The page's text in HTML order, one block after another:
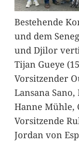
Bestehende
und dem
und Djilor
Tijan Gueye
Vorsitzender
Lansana Sano,
Hanne Mühle,
Vorsitzende
Jordan von